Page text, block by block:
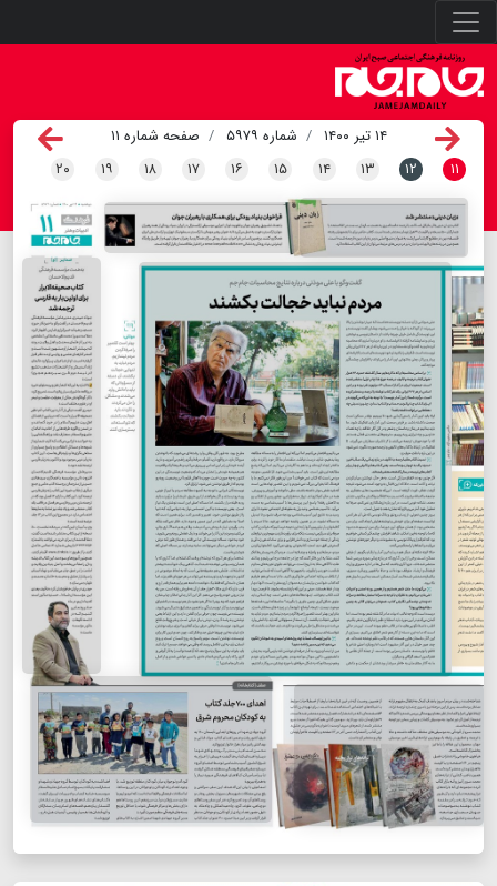
۱۴ تیر ۱۴۰۰ شماره ۵۹۷۹
صفحه شماره ۱۱
۱۱ ۱۲ ۱۳ ۱۴ ۱۵ ۱۶ ۱۷ ۱۸ ۱۹ ۲۰